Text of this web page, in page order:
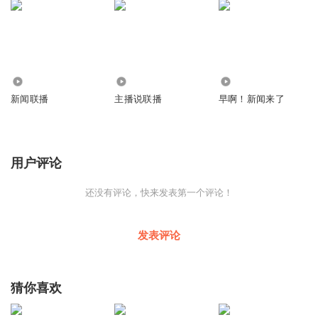
的做法，将攻击型核潜艇用来蹲守对手核潜艇的港口。这样
高强度钢板组合建造的核潜艇，为何能被撞伤？
强度钢板组合建造。到底是什么样的物体，能让一艘水下排
水量超过9000吨的庞然大物被撞伤呢？
针对此次潜艇事故，美媒采访了一位曾在美军潜艇部队服役
的声呐兵，他认为，与世界其他地区相比，在南海发生潜艇
新闻联播 主播说联播 早啊！新闻来了
用户评论
还没有评论，快来发表第一个评论！
发表评论
猜你喜欢